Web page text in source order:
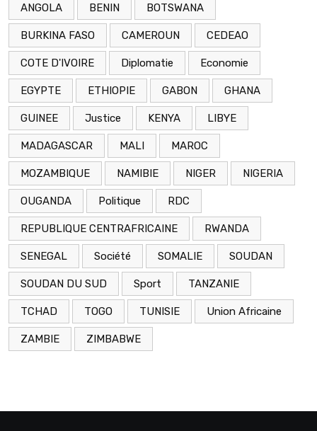
ANGOLA BENIN BOTSWANA
BURKINA FASO CAMEROUN CEDEAO
COTE D'IVOIRE Diplomatie Economie
EGYPTE ETHIOPIE GABON GHANA
GUINEE Justice KENYA LIBYE
MADAGASCAR MALI MAROC
MOZAMBIQUE NAMIBIE NIGER NIGERIA
OUGANDA Politique RDC
REPUBLIQUE CENTRAFRICAINE RWANDA
SENEGAL Société SOMALIE SOUDAN
SOUDAN DU SUD Sport TANZANIE
TCHAD TOGO TUNISIE Union Africaine
ZAMBIE ZIMBABWE